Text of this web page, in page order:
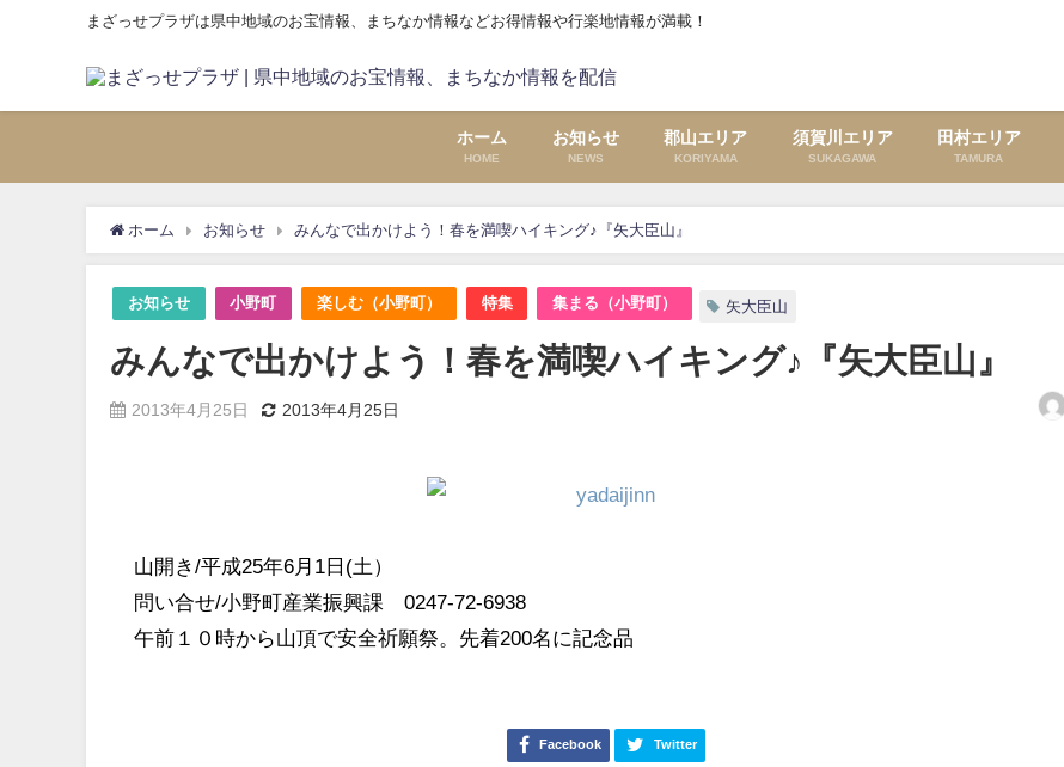
まざっせプラザは県中地域のお宝情報、まちなか情報などお得情報や行楽地情報が満載！
ホーム
HOME
お知らせ
NEWS
郡山エリア
KORIYAMA
須賀川エリア
SUKAGAWA
田村エリア
TAMURA
ホーム お知らせ みんなで出かけよう！春を満喫ハイキング♪『矢大臣山』
お知らせ 小野町 楽しむ（小野町） 特集 集まる（小野町） 矢大臣山
みんなで出かけよう！春を満喫ハイキング♪『矢大臣山』
2013年4月25日 2013年4月25日
山開き/平成25年6月1日(土）
問い合せ/小野町産業振興課 0247-72-6938
午前１０時から山頂で安全祈願祭。先着200名に記念品
Facebook Twitter